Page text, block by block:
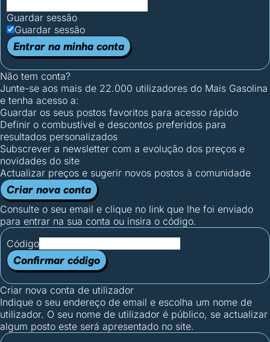
Guardar sessão
Guardar sessão
Entrar na minha conta
Não tem conta?
Junte-se aos mais de 22.000 utilizadores do Mais Gasolina
e tenha acesso a:
Guardar os seus postos favoritos para acesso rápido
Definir o combustível e descontos preferidos para
resultados personalizados
Subscrever a newsletter com a evolução dos preços e
novidades do site
Actualizar preços e sugerir novos postos à comunidade
Criar nova conta
Consulte o seu email e clique no link que lhe foi enviado
para entrar na sua conta ou insira o código.
Código
Confirmar código
Criar nova conta de utilizador
Indique o seu endereço de email e escolha um nome de
utilizador. O seu nome de utilizador é público, se actualizar
algum posto este será apresentado no site.